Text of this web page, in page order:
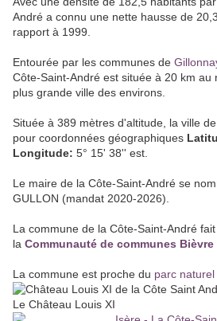
André a connu une nette hausse de
rapport à 1999.
Entourée par les communes de
Côte-Saint-André est située à 20 km au
plus grande ville des environs.
Située à 389 mètres d'altitude, la ville
pour coordonnées géographiques
Longitude: 5° 15' 38'' est.
Le maire de la Côte-Saint-André se
GULLON (mandat 2020-2026).
La commune de la Côte-Saint-André
la Communauté de communes Bièvre
La commune est proche du parc
Le Château Louis XI